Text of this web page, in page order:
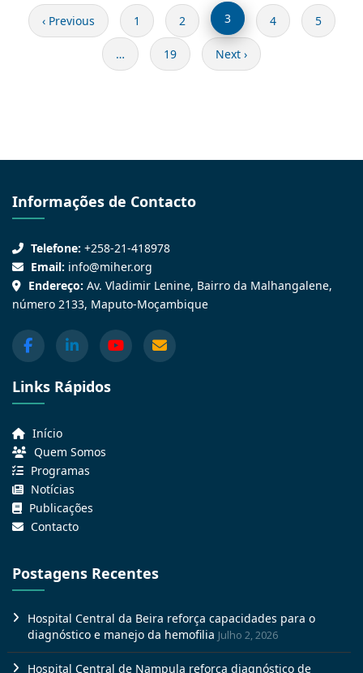
‹ Previous 1 2 3 4 5
… 19 Next ›
Informações de Contacto
Telefone: +258-21-418978
Email: info@miher.org
Endereço: Av. Vladimir Lenine, Bairro da Malhangalene,
número 2133, Maputo-Moçambique
Links Rápidos
Início
Quem Somos
Programas
Notícias
Publicações
Contacto
Postagens Recentes
Hospital Central da Beira reforça capacidades para o
diagnóstico e manejo da hemofilia Julho 2, 2026
Hospital Central de Nampula reforça diagnóstico de